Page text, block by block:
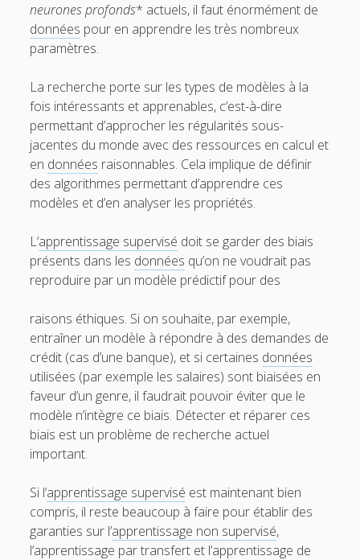
neurones profonds* actuels, il faut énormément de
données pour en apprendre les très nombreux
paramètres.
La recherche porte sur les types de modèles à la
fois intéressants et apprenables, c’est-à-dire
permettant d’approcher les régularités sous-
jacentes du monde avec des ressources en calcul et
en données raisonnables. Cela implique de définir
des algorithmes permettant d’apprendre ces
modèles et d’en analyser les propriétés.
L’apprentissage supervisé doit se garder des biais
présents dans les données qu’on ne voudrait pas
reproduire par un modèle prédictif pour des
raisons éthiques. Si on souhaite, par exemple,
entraîner un modèle à répondre à des demandes de
crédit (cas d’une banque), et si certaines données
utilisées (par exemple les salaires) sont biaisées en
faveur d’un genre, il faudrait pouvoir éviter que le
modèle n’intègre ce biais. Détecter et réparer ces
biais est un problème de recherche actuel
important.
Si l’apprentissage supervisé est maintenant bien
compris, il reste beaucoup à faire pour établir des
garanties sur l’apprentissage non supervisé,
l’apprentissage par transfert et l’apprentissage de